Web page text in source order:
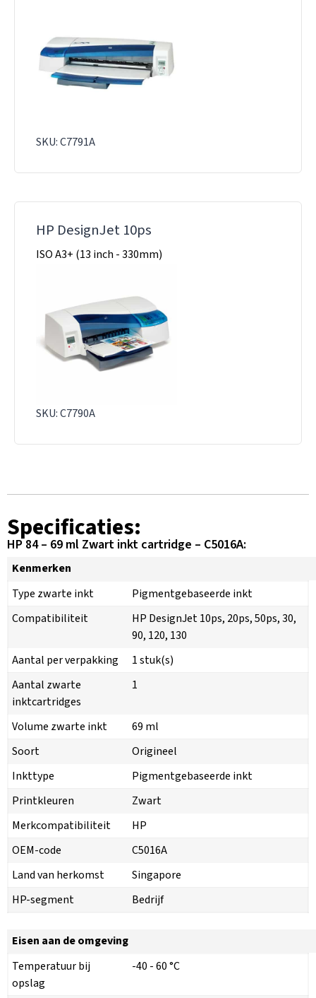
SKU: C7791A
HP DesignJet 10ps
ISO A3+ (13 inch - 330mm)
SKU: C7790A
Specificaties:
HP 84 – 69 ml Zwart inkt cartridge – C5016A:
Kenmerken
Type zwarte inkt
Pigmentgebaseerde inkt
Compatibiliteit
HP DesignJet 10ps, 20ps, 50ps, 30,
90, 120, 130
Aantal per verpakking
1 stuk(s)
Aantal zwarte
inktcartridges
1
Volume zwarte inkt
69 ml
Soort
Origineel
Inkttype
Pigmentgebaseerde inkt
Printkleuren
Zwart
Merkcompatibiliteit
HP
OEM-code
C5016A
Land van herkomst
Singapore
HP-segment
Bedrijf
Eisen aan de omgeving
Temperatuur bij
opslag
-40 - 60 °C